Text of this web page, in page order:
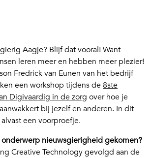
Aagje? Blijf dat vooral! Want
leren meer en hebben meer plezier!
Fredrick van Eunen van het bedrijf
een workshop tijdens de 8ste
Digivaardig in de zorg over hoe je
bij jezelf en anderen. In dit
een voorproefje.
nieuwsgierigheid gekomen?
Creative Technology gevolgd aan de